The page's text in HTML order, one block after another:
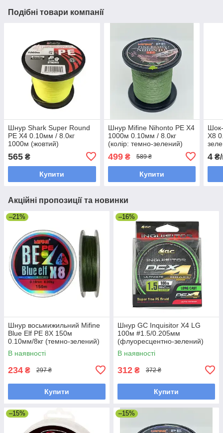
Подібні товари компанії
Шнур Shark Super Round
PE X4 0.10мм / 8.0кг
1000м (жовтий)
565 ₴
Купити
Шнур Mifine Nihonto PE X4
1000м 0.10мм / 8.0кг
(колір: темно-зелений)
499₴ 589 ₴
Купити
X8
4
Акційні пропозиції та новинки
–21%
Шнур восьмижильний Mifine
Blue Elf PE 8X 150м
0.10мм/8кг (темно-зелений)
В наявності
234 ₴ 297 ₴
Купити
–16%
Шнур GC Inquisitor X4 LG
100м #1.5/0.205мм
(флуоресцентно-зелений)
В наявності
312 ₴ 372 ₴
Купити
–15% –15%